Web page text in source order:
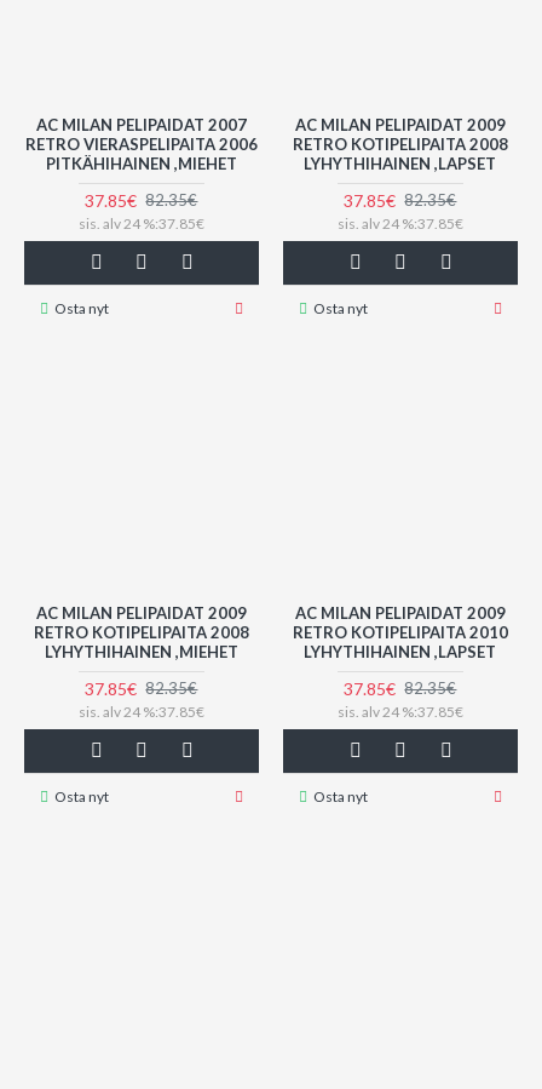
AC MILAN PELIPAIDAT 2007
RETRO VIERASPELIPAITA 2006
PITKÄHIHAINEN ,MIEHET
37.85€ 82.35€
sis. alv 24 %:37.85€
Osta nyt
AC MILAN PELIPAIDAT 2009
RETRO KOTIPELIPAITA 2008
LYHYTHIHAINEN ,LAPSET
37.85€ 82.35€
sis. alv 24 %:37.85€
Osta nyt
AC MILAN PELIPAIDAT 2009
RETRO KOTIPELIPAITA 2008
LYHYTHIHAINEN ,MIEHET
37.85€ 82.35€
sis. alv 24 %:37.85€
Osta nyt
AC MILAN PELIPAIDAT 2009
RETRO KOTIPELIPAITA 2010
LYHYTHIHAINEN ,LAPSET
37.85€ 82.35€
sis. alv 24 %:37.85€
Osta nyt